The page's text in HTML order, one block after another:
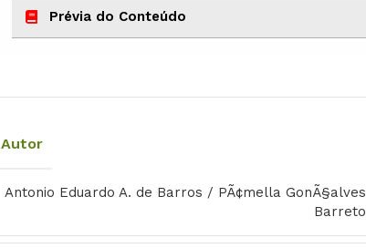
Prévia do Conteúdo
Autor
Antonio Eduardo A. de Barros / PÃ¢mella GonÃ§alves
Barreto